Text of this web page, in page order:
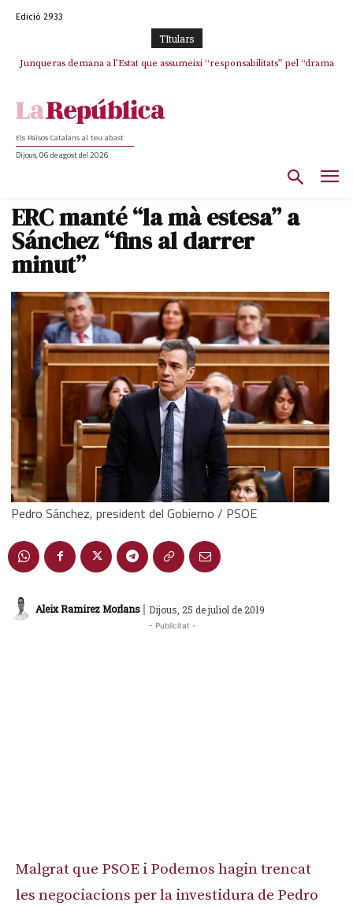
Edició 2933
TItulars
Junqueras demana a l’Estat que assumeixi “responsabilitats” pel “drama
Crisi total a ERC Girona
Els Països Catalans al teu abast
Dijous, 06 de agost del 2026
ERC manté “la mà estesa” a
Sánchez “fins al darrer
minut”
Pedro Sánchez, president del Gobierno / PSOE
Aleix Ramirez Morlans | Dijous, 25 de juliol de 2019
- Publicitat -
Malgrat que PSOE i Podemos hagin trencat
les negociacions per la investidura de Pedro